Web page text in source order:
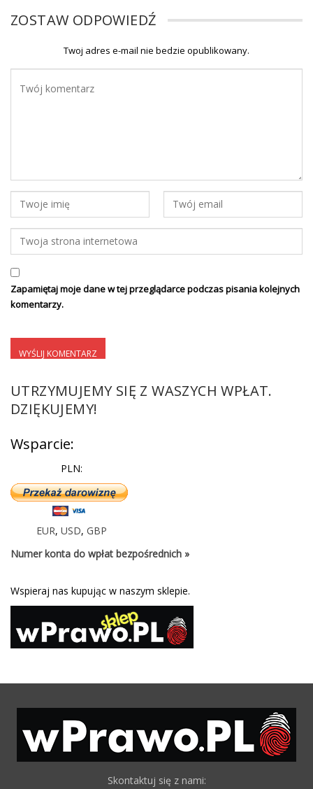
ZOSTAW ODPOWIEDŹ
Twoj adres e-mail nie bedzie opublikowany.
Zapamiętaj moje dane w tej przeglądarce podczas pisania kolejnych
komentarzy.
UTRZYMUJEMY SIĘ Z WASZYCH WPŁAT.
DZIĘKUJEMY!
Wsparcie:
PLN:
EUR, USD, GBP
Numer konta do wpłat bezpośrednich »
Wspieraj nas kupując w naszym sklepie.
Skontaktuj się z nami: